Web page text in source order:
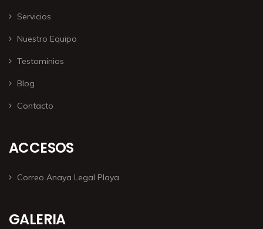
Servicios
Nuestro Equipo
Testominios
Blog
Contacto
ACCESOS
Correo Anaya Legal Playa
GALERIA